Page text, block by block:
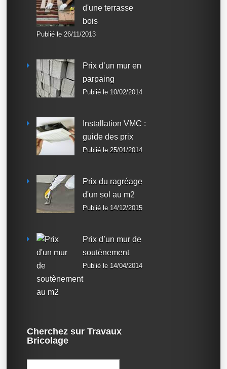
d'une terrasse
bois
Publié le 26/11/2013
Prix d’un mur en
parpaing
Publié le 10/02/2014
Installation VMC :
guide des prix
Publié le 25/01/2014
Prix du ragréage
d'un sol au m2
Publié le 14/12/2015
Prix d’un mur de
soutènement
Publié le 14/04/2014
Cherchez sur Travaux
Bricolage
Rechercher :